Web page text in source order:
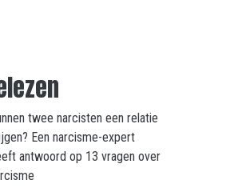
twee narcisten een relatie
Een narcisme-expert
antwoord op 13 vragen over